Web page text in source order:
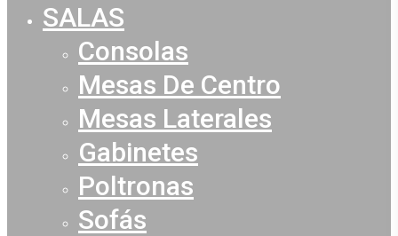
SALAS
Consolas
Mesas De Centro
Mesas Laterales
Gabinetes
Poltronas
Sofás